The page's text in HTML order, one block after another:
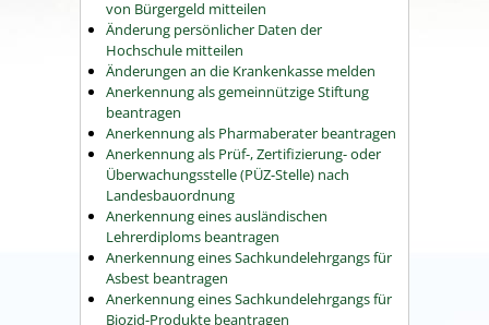
von Bürgergeld mitteilen
Änderung persönlicher Daten der
Hochschule mitteilen
Änderungen an die Krankenkasse melden
Anerkennung als gemeinnützige Stiftung
beantragen
Anerkennung als Pharmaberater beantragen
Anerkennung als Prüf-, Zertifizierung- oder
Überwachungsstelle (PÜZ-Stelle) nach
Landesbauordnung
Anerkennung eines ausländischen
Lehrerdiploms beantragen
Anerkennung eines Sachkundelehrgangs für
Asbest beantragen
Anerkennung eines Sachkundelehrgangs für
Biozid-Produkte beantragen